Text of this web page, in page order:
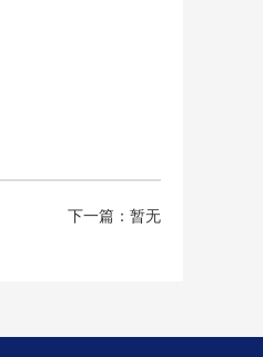
下一篇：暂无